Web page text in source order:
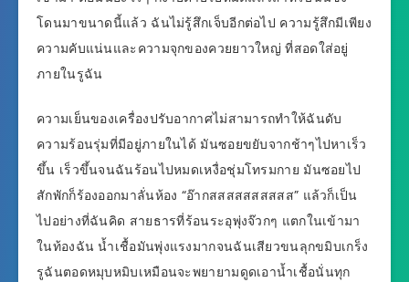
โดนมาขนาดนี้แล้ว ฉันไม่รู้สึกเจ็บอีกต่อไป ความรู้สึกมีเพียง
ความคับแน่นและความจุกของควยยาวใหญ่ ที่สอดใส่อยู่
ภายในรูฉัน
ความเย็นของเครื่องปรับอากาศไม่สามารถทำให้ฉันดับ
ความร้อนรุ่มที่มีอยู่ภายในได้ มันซอยขยับจากช้าๆไปหาเร็ว
ขึ้น เร็วขึ้นจนฉันร้อนไปหมดเหงื่อชุ่มโทรมกาย มันซอยไป
สักพักก็ร้องออกมาลั่นห้อง “อ๊ากสสสสสสสสสส” แล้วก็เป็น
ไปอย่างที่ฉันคิด สายธารที่ร้อนระอุพุ่งจ๊วกๆ แตกในเข้ามา
ในท้องฉัน น้ำเชื้อมันพุ่งแรงมากจนฉันเสียวขนลุกขมิบเกร็ง
รูฉันตอดหมุบหมิบเหมือนจะพยายามดูดเอาน้ำเชื้อนั่นทุก